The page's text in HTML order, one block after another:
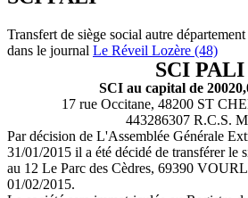
Transfert de siège social autre
dans le journal Le Réveil Lozère (48)
SCI PALI
SCI au capital de
17 rue Occitane, 48200 ST
443286307 R.C.S.
Par décision de L'Assemblée Générale
31/01/2015 il a été décidé de transférer le
au 12 Le Parc des Cèdres, 69390
01/02/2015.